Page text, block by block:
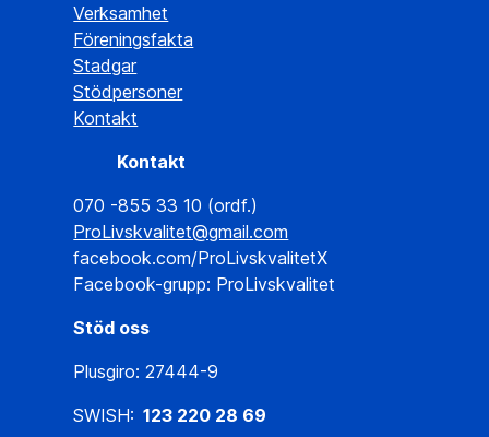
Verksamhet
Föreningsfakta
Stadgar
Stödpersoner
Kontakt
Kontakt
070 -855 33 10 (ordf.)
ProLivskvalitet@gmail.com
facebook.com/ProLivskvalitetX
Facebook-grupp: ProLivskvalitet
Stöd oss
Plusgiro: 27444-9
SWISH: 123 220 28 69